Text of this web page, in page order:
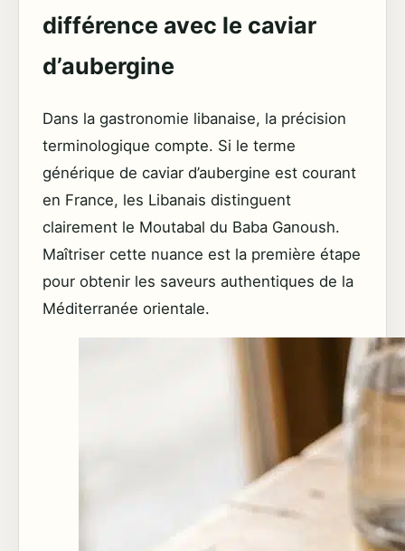
différence avec le caviar
d’aubergine
Dans la gastronomie libanaise, la précision
terminologique compte. Si le terme
générique de caviar d’aubergine est courant
en France, les Libanais distinguent
clairement le Moutabal du Baba Ganoush.
Maîtriser cette nuance est la première étape
pour obtenir les saveurs authentiques de la
Méditerranée orientale.